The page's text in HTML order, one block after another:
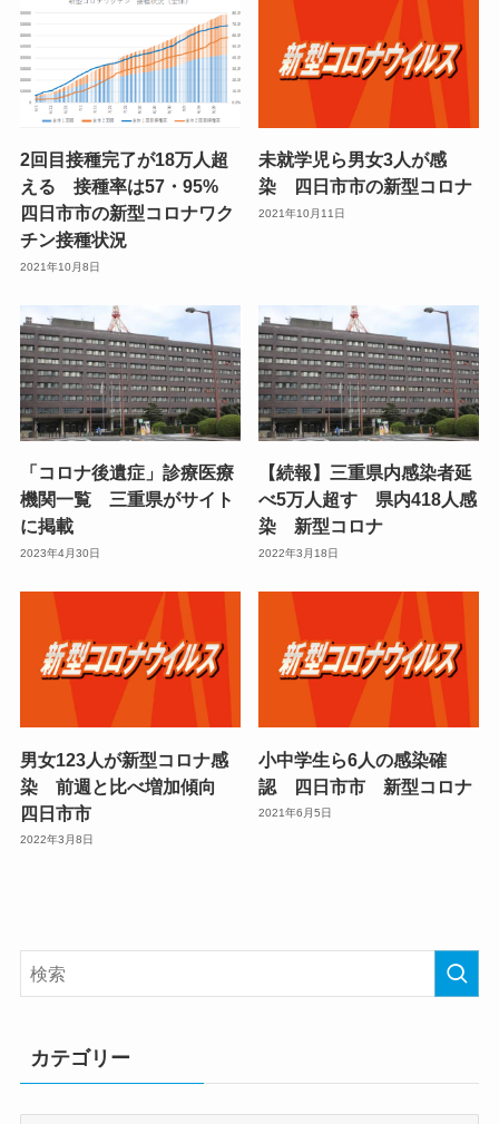
2回目接種完了が18万人超
える 接種率は57・95%
四日市市の新型コロナワク
チン接種状況
2021年10月8日
未就学児ら男女3人が感
染 四日市市の新型コロナ
2021年10月11日
「コロナ後遺症」診療医療
機関一覧 三重県がサイト
に掲載
2023年4月30日
【続報】三重県内感染者延
べ5万人超す 県内418人感
染 新型コロナ
2022年3月18日
男女123人が新型コロナ感
染 前週と比べ増加傾向
四日市市
2022年3月8日
小中学生ら6人の感染確
認 四日市市 新型コロナ
2021年6月5日
カテゴリー